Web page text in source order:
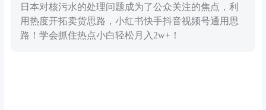
日本对核污水的处理问题成为了公众关注的焦点，利
用热度开拓卖货思路，小红书快手抖音视频号通用思
路！学会抓住热点小白轻松月入2w+！